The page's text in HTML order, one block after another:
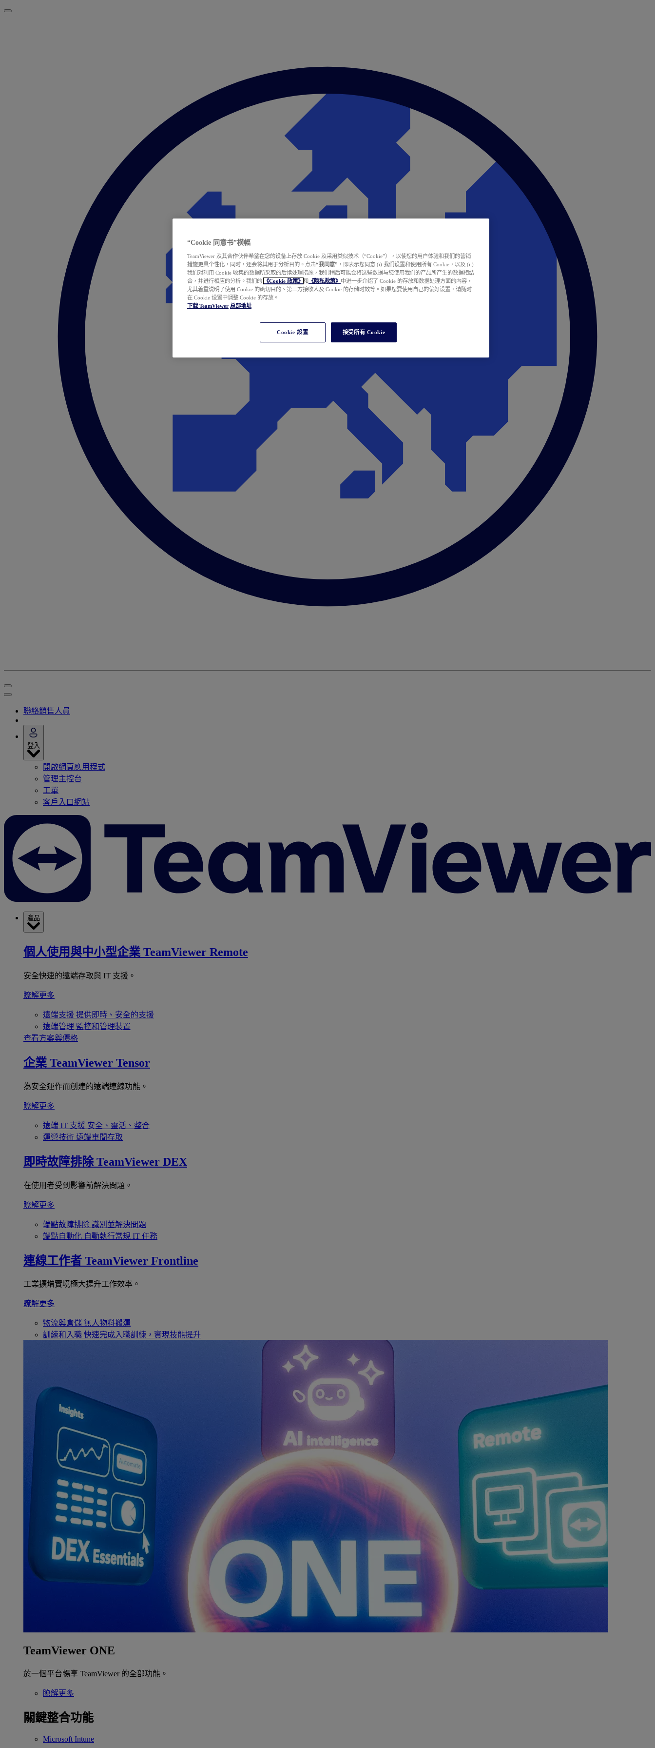
聯絡銷售人員
登入
開啟網頁應用程式
管理主控台
工單
客戶入口網站
產品
個人使用與中小型企業 TeamViewer Remote
安全快速的遠端存取與 IT 支援。
瞭解更多
遠端支援 提供即時、安全的支援
遠端管理 監控和管理裝置
查看方案與價格
企業 TeamViewer Tensor
為安全運作而創建的遠端連線功能。
瞭解更多
遠端 IT 支援 安全、靈活、整合
運營技術 遠端車間存取
即時故障排除 TeamViewer DEX
在使用者受到影響前解決問題。
瞭解更多
端點故障排除 識別並解決問題
端點自動化 自動執行常規 IT 任務
連線工作者 TeamViewer Frontline
工業擴增實境極大提升工作效率。
瞭解更多
物流與倉儲 無人物料搬運
訓練和入職 快速完成入職訓練，實現技能提升
TeamViewer ONE
於一個平台暢享 TeamViewer 的全部功能。
瞭解更多
關鍵整合功能
Microsoft Intune
“Cookie 同意书”横幅
TeamViewer 及其合作伙伴希望在您的设备上存放 Cookie 及采用类似技术（“Cookie”），以使您的用户体验和我们的营销
措施更具个性化，同时，还会将其用于分析目的。点击“我同意” ，即表示您同意 (i) 我们设置和使用所有 Cookie，以及 (ii)
我们对利用 Cookie 收集的数据所采取的后续处理措施，我们稍后可能会将这些数据与您使用我们的产品所产生的数据相结
合，并进行相应的分析。我们的
《Cookie 政策》 和 《隐私政策》 中进一步介绍了 Cookie 的存放和数据处理方面的内容，
尤其着重说明了使用 Cookie 的确切目的、第三方接收人及 Cookie 的存储时效等。如果您要使用自己的偏好设置，请随时
在 Cookie 设置中调整 Cookie 的存放。
下载 TeamViewer 总部地址
Cookie 設置 接受所有 Cookie